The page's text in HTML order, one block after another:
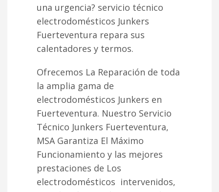
una urgencia? servicio técnico
electrodomésticos Junkers
Fuerteventura repara sus
calentadores y termos.
Ofrecemos La Reparación de toda
la amplia gama de
electrodomésticos Junkers en
Fuerteventura. Nuestro Servicio
Técnico Junkers Fuerteventura,
MSA Garantiza El Máximo
Funcionamiento y las mejores
prestaciones de Los
electrodomésticos intervenidos,